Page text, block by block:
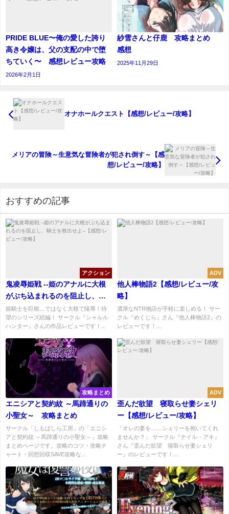
PRIDE BLUE〜俺の愛した誇り
高き令嬢は、父の支配の中で堕
ちていく〜 感想レビュー攻略
2026年2月1日
紗雪さんと仔鹿 攻略まとめ
感想
2025年11月29日
オナホールクエスト【感想/レビュー/攻略】
メリアの冒険～生意気な冒険者が犯され倒す～【感
想/レビュー/攻略】
おすすめの記事
アクション
鬼凌辱姫戦 --姫のアナルに大根
がぶち込まれるのを阻止し、騎
士を救出せよ--【感想/レビュー/
攻略】
姫騎士を巨根…ではなく大根で陵辱！待
望のシリーズ続編！ サークル『シャルル
ハンター』さんの作品レビューです！...
ADV
他人棒物語2【感想/レビュー/攻
略】
濃厚なNTR物語が手軽に楽しめる！ サー
クル『めくじら』さん『他人棒物語2』の
レビューです！...
攻略まとめ
エニシアと契約紋 ～馬蹄通りの
小聖女～ 攻略まとめ
サークル「しもばしら工房」の「エニシ
アと契約紋 ～馬蹄通りの小聖女～」攻略
まとめページです。攻略のコツ・攻略チ
ャート・回想回収SAVE攻略な...
ADV
歪んだ欲望 寝取らせ妻シェリ
ー【感想/レビュー/攻略】
「オレの妻を……シェリーを抱いてくれ
ませんか？」 サークル『テイル・アキ』
さん『歪んだ欲望 寝取らせ妻シェリ
ー』のレビューです！...